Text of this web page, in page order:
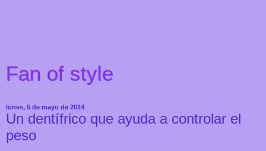
Fan of style
lunes, 5 de mayo de 2014
Un dentífrico que ayuda a controlar el
peso